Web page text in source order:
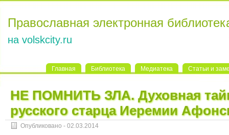
Православная электронная
на volskcity.ru
Главная Библиотека Медиатека Статьи и
НЕ ПОМНИТЬ ЗЛА. Духовная
русского старца Иеремии
Опубликовано - 02.03.2014